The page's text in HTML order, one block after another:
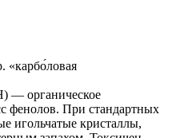
«карбо́ловая
— органическое
фенолов. При стандартных
игольчатые кристаллы,